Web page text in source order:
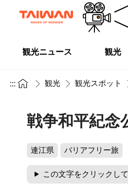
観光ニュース 観光
::: 観光 観光スポット
戦争和平紀念
連江県 バリアフリー旅
この文字をクリックし